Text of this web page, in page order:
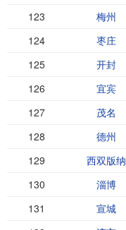
123 梅州
124 枣庄
125 开封
126 宜宾
127 茂名
128 德州
129 西双版纳
130 淄博
131 宣城